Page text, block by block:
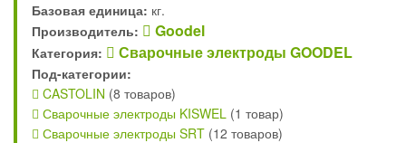
Базовая единица: кг.
Производитель:
Goodel
Категория: Сварочные электроды GOODEL
Под-категории:
CASTOLIN (8 товаров)
Сварочные электроды KISWEL (1 товар)
Сварочные электроды SRT (12 товаров)